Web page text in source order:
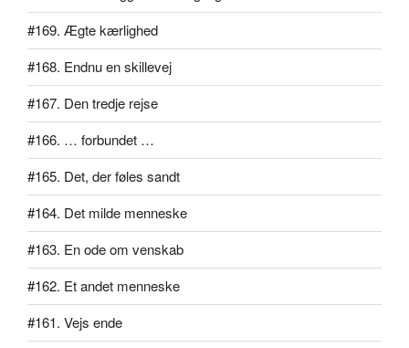
#169. Ægte kærlighed
#168. Endnu en skillevej
#167. Den tredje rejse
#166. … forbundet …
#165. Det, der føles sandt
#164. Det milde menneske
#163. En ode om venskab
#162. Et andet menneske
#161. Vejs ende